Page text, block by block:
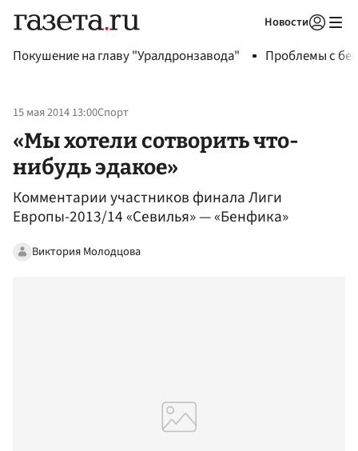
Новости
Покушение на главу "Уралдронзавода" Проблемы с
15 мая 2014 13:00Спорт
«Мы хотели сотворить что-
нибудь эдакое»
Комментарии участников финала Лиги
Европы-2013/14 «Севилья» — «Бенфика»
Виктория Молодцова